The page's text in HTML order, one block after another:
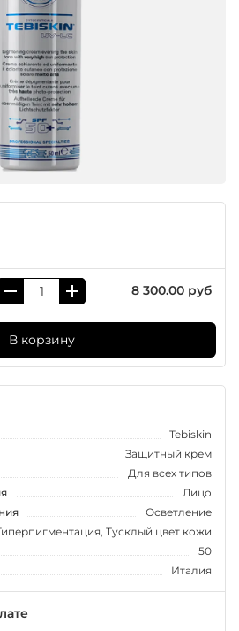
8 300.00 руб
В корзину
Tebiskin
Защитный крем
Для всех типов
Лицо
Осветление
Тусклый цвет кожи
50
Италия